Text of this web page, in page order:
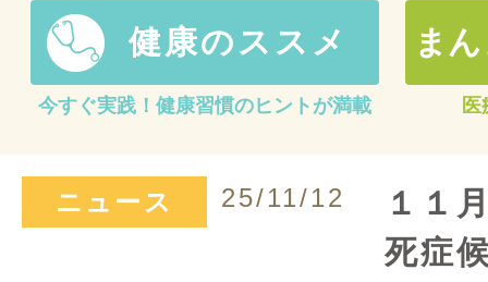
健康のススメ
今すぐ実践！健康習慣のヒントが満載
ま
ニュース 25/11/12
１１
死症